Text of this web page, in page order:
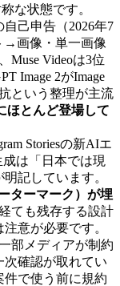
な状態です。
己申告（2026年7
→画像・単一画像
、Muse Videoは3位
Image 2がImage
という整理が主流
ほとんど登場して
Storiesの新AIエ
は「日本では現
記しています。
ターマーク）が埋
ても残存する設計
意が必要です。
部メディアが制約
次確認が取れてい
件で使う前に規約